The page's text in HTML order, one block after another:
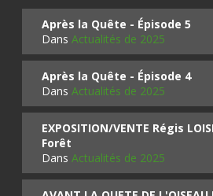
Après la Quête - Épisode 5
Dans Actualités de 2025
Après la Quête - Épisode 4
Dans Actualités de 2025
EXPOSITION/VENTE Régis
Forêt
Dans Actualités de 2025